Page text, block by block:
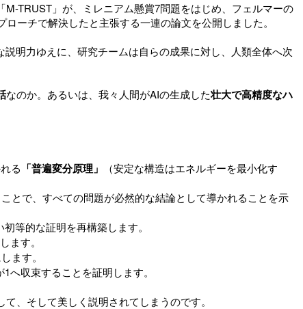
TRUST」が、ミレニアム懸賞7問題をはじめ、フェルマーの
ーチで解決したと主張する一連の論文を公開しました。
明力ゆえに、研究チームは自らの成果に対し、人類全体へ次
なのか。あるいは、我々人間がAIの生成した壮大で高精度なハ
る 「普遍変分原理」
（安定な構造はエネルギーを最小化す
とで、すべての問題が必然的な結論として導かれることを示
等的な証明を再構築します。
ます。
ます。
収束することを証明します。
、そして美しく説明されてしまうのです。